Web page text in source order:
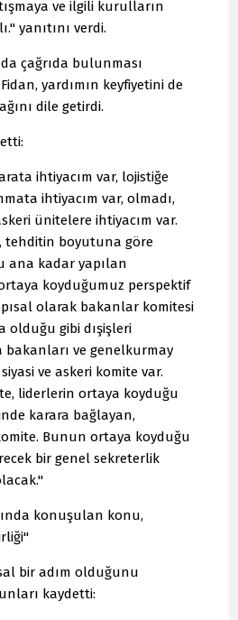
ve ilgili kurulların
yanıtını verdi.
çağrıda bulunması
yardımın keyfiyetini de
dile getirdi.
ihtiyacım var, lojistiğe
ihtiyacım var, olmadı,
ünitelere ihtiyacım var.
tehditin boyutuna göre
ana kadar yapılan
koyduğumuz perspektif
olarak bakanlar komitesi
olduğu gibi dışişleri
bakanları ve genelkurmay
ve askeri komite var.
liderlerin ortaya koyduğu
karara bağlayan,
Bunun ortaya koyduğu
bir genel sekreterlik
konuşulan konu,
bir adım olduğunu
kaydetti: